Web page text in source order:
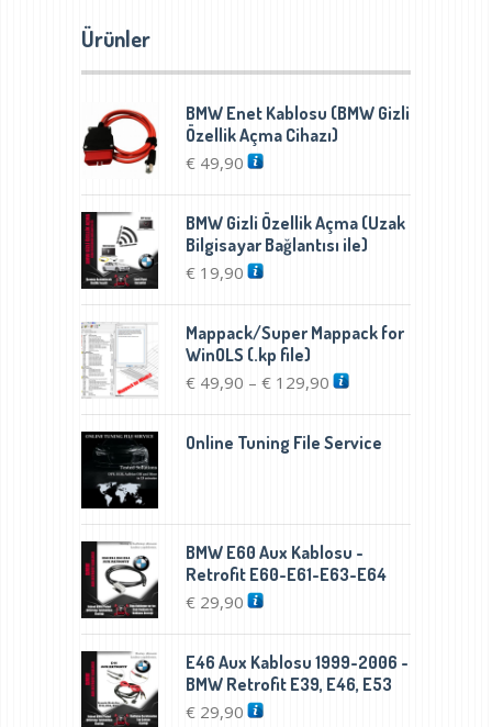
Ürünler
BMW Enet Kablosu (BMW Gizli
Özellik Açma Cihazı)
€49,90
BMW Gizli Özellik Açma (Uzak
Bilgisayar Bağlantısı ile)
€19,90
Mappack/Super Mappack for
WinOLS (.kp file)
€49,90 – €129,90Fiyat
-
Online Tuning File Service
BMW E60 Aux Kablosu -
Retrofit E60-E61-E63-E64
€29,90
E46 Aux Kablosu 1999-2006 -
BMW Retrofit E39, E46, E53
€29,90